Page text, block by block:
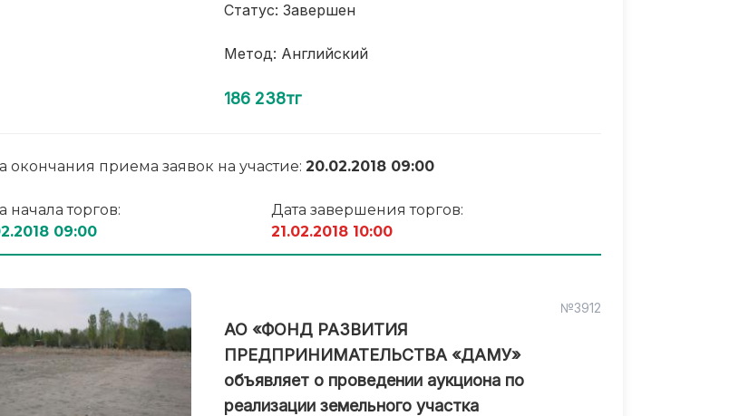
Статус: Завершен
Метод: Английский
186 238тг
окончания приема заявок на участие: 20.02.2018 09:00
начала торгов:
09:00
Дата завершения торгов:
21.02.2018 10:00
№3912
АО «ФОНД РАЗВИТИЯ
ПРЕДПРИНИМАТЕЛЬСТВА «ДАМУ»
объявляет о проведении аукциона по
реализации земельного участка